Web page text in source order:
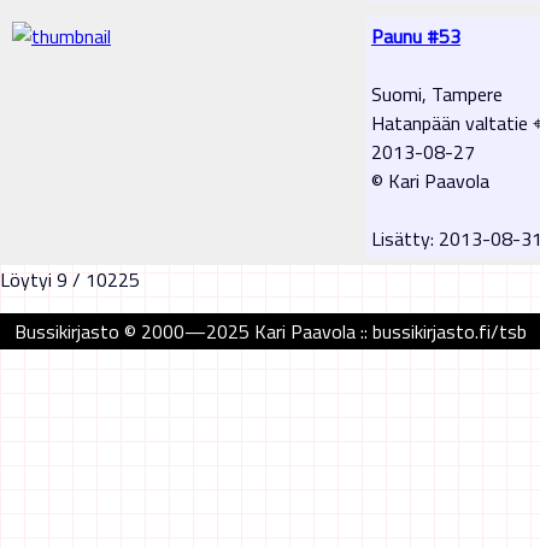
Paunu #53
Suomi, Tampere
Hatanpään valtatie
2013-08-27
© Kari Paavola
Lisätty: 2013-08-
Löytyi 9 / 10225
Bussikirjasto © 2000—2025 Kari Paavola :: bussikirjasto.fi/tsb